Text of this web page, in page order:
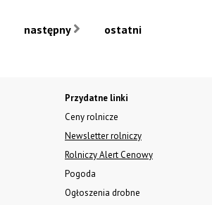
następny ostatni
Przydatne linki
Ceny rolnicze
Newsletter rolniczy
Rolniczy Alert Cenowy
Pogoda
Ogłoszenia drobne